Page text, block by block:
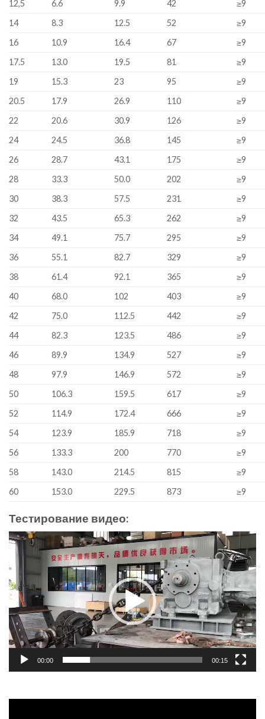
12,5 6.6 9.9 42
≥9
14
8.3 12.5 52
≥9
16
10.9 16.4 67
≥9
17.5
13.0 19.5 81
≥9
19
15.3 23 95
≥9
20.5
17.9 26.9 110
≥9
22
20.6 30.9 126
≥9
24
24.5 36.8 145
≥9
26
28.7 43.1 175
≥9
28
33.3 50.0 202
≥9
30
38.3 57.5 231
≥9
32
43.5 65.3 262
≥9
34
49.1 75.7 295
≥9
36
55.1 82.7 329
≥9
38
61.4 92.1 365
≥9
40
68.0 102 403
≥9
42
75.0 112.5 442
≥9
44
82.3 123.5 486
≥9
46
89.9 134.9 527
≥9
48
97.9 146.9 572
≥9
50
106.3 159.5 617
≥9
52
114.9 172.4 666
≥9
54
123.9 185.9 718
≥9
56
133.3 200 770
≥9
58
143.0 214.5 815
≥9
60
153.0 229.5 873 ≥9
Тестирование видео:
Video
Player
00:00 00:15